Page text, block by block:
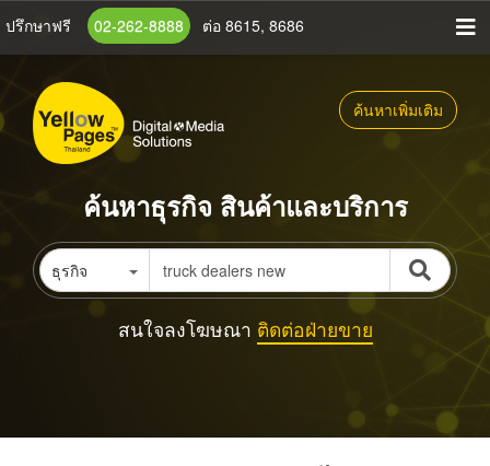
ข้าม
เนื้อหา
หลัก
ปรึกษาฟรี 02-262-8888 ต่อ 8615, 8686
ค้นหาเพิ่มเติม
ค้นหาธุรกิจ สินค้าและบริการ
ธุรกิจ
สนใจลงโฆษณา ติดต่อฝ่ายขาย